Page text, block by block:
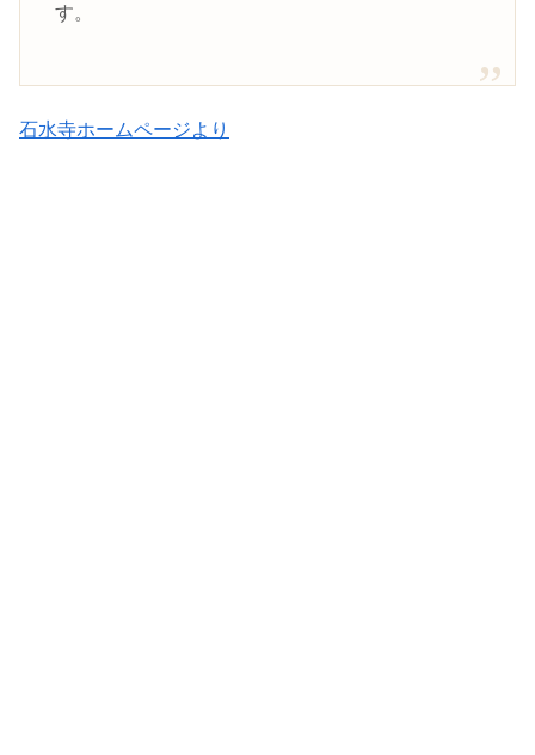
す。
石水寺ホームページより